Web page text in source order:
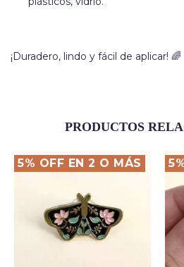
¡Duradero, lindo y fácil de aplicar! 🌈
PRODUCTOS
5% OFF EN 2 O MÁS